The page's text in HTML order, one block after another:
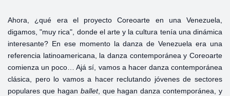
Ahora, ¿qué era el proyecto Coreoarte en una Venezuela,
digamos, "muy rica", donde el arte y la cultura tenía una dinámica
interesante? En ese momento la danza de Venezuela era una
referencia latinoamericana, la danza contemporánea y Coreoarte
comienza un poco… Ajá sí, vamos a hacer danza contemporánea
clásica, pero lo vamos a hacer reclutando jóvenes de sectores
populares que hagan ballet, que hagan danza contemporánea, y